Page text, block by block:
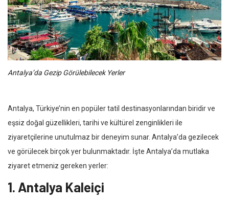
Antalya’da Gezip Görülebilecek Yerler
Antalya, Türkiye’nin en popüler tatil destinasyonlarından biridir ve
eşsiz doğal güzellikleri, tarihi ve kültürel zenginlikleri ile
ziyaretçilerine unutulmaz bir deneyim sunar. Antalya’da gezilecek
ve görülecek birçok yer bulunmaktadır. İşte Antalya’da mutlaka
ziyaret etmeniz gereken yerler:
1. Antalya Kaleiçi